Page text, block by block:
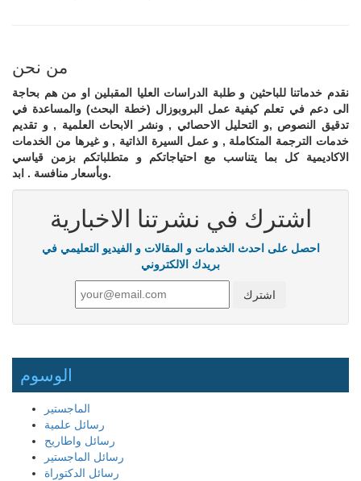
من نحن
نقدم خدماتنا للباحثين و طلبة الدراسات العليا المقبلين او من هم بحاجة
الى دعم في تعلم كيفية عمل البروبوزال (خطة البحث) والمساعدة في
تدقيق النصوص ,و التحليل الاحصائي , ونشر الابحاث العلمية , و تقديم
خدمات الترجمة المتكاملة , و عمل السيرة الذاتية , و غيرها من الخدمات
الاكاديمية كل بما يتناسب مع احتياجاتكم و متطلباتكم بزمن قياسي
وبأسعار منافسة . ابد.
اشترك في نشرتنا الاخبارية
احصل على احدث الخدمات و المقالات و الفيديو التعليمي في
بريدك الالكتروني
الوسوم
الماجستير
رسائل علمية
رسائل واطاريح
رسائل الماجستير
رسائل الدكتوراة